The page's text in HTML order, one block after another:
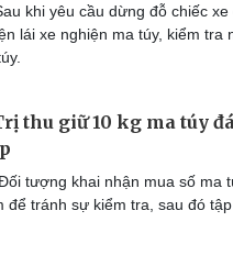
khi yêu cầu dừng đỗ chiếc
lái xe nghiện ma túy, kiểm tra
thu giữ 10 kg ma túy
tượng khai nhận mua số ma
để tránh sự kiểm tra, sau đó